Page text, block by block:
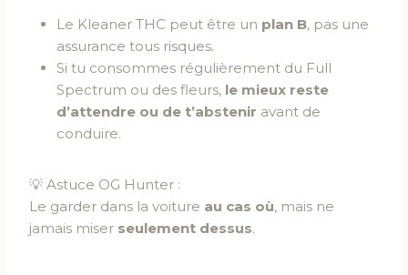
Le Kleaner THC peut être un plan B, pas une
assurance tous risques.
Si tu consommes régulièrement du Full
Spectrum ou des fleurs, le mieux reste
d’attendre ou de t’abstenir avant de
conduire.
💡 Astuce OG Hunter :
Le garder dans la voiture au cas où, mais ne
jamais miser seulement dessus.